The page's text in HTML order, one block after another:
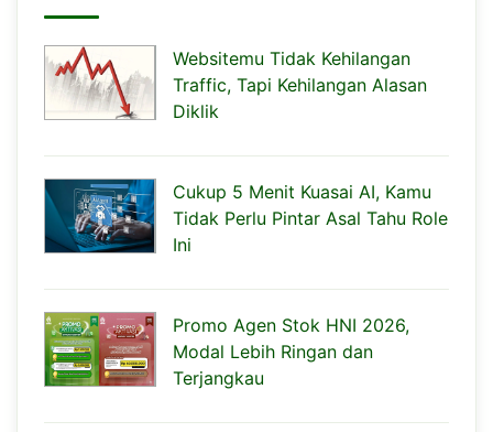
Websitemu Tidak Kehilangan
Traffic, Tapi Kehilangan Alasan
Diklik
Cukup 5 Menit Kuasai AI, Kamu
Tidak Perlu Pintar Asal Tahu Role
Ini
Promo Agen Stok HNI 2026,
Modal Lebih Ringan dan
Terjangkau